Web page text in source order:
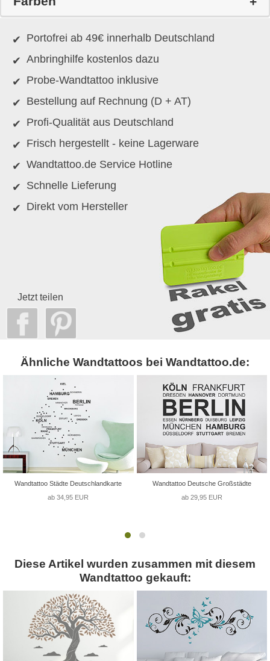
Portofrei ab 49€ innerhalb Deutschland
Anbringhilfe kostenlos dazu
Probe-Wandtattoo inklusive
Bestellung auf Rechnung (D + AT)
Profi-Qualität aus Deutschland
Frisch hergestellt - keine Lagerware
Wandtattoo.de Service Hotline
Schnelle Lieferung
Direkt vom Hersteller
Jetzt teilen
Ähnliche Wandtattoos bei Wandtattoo.de:
Wandtattoo Städte Deutschlandkarte
ab 34,95 EUR
Wandtattoo Deutsche Großstädte
ab 29,95 EUR
Diese Artikel wurden zusammen mit diesem
Wandtattoo gekauft: